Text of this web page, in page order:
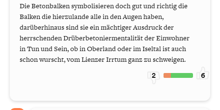
Die Betonbalken symbolisieren doch gut und richtig die
Balken die hierzulande alle in den Augen haben,
darüberhinaus sind sie ein mächtiger Ausdruck der
herrschenden Drüberbetoniermentalität der Einwohner
in Tun und Sein, ob in Oberland oder im Iseltal ist auch
schon wurscht, vom Lienzer Irrtum ganz zu schweigen.
2 6